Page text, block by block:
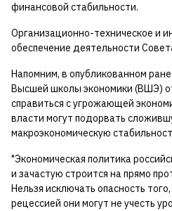
финансовой стабильности.
Организационно-техническое и
обеспечение деятельности
Напомним, в опубликованном
Высшей школы экономики (ВШЭ)
справиться с угрожающей
власти могут подорвать
макроэкономическую
"Экономическая политика
и зачастую строится на прямо
Нельзя исключать опасность
рецессией они могут не учесть